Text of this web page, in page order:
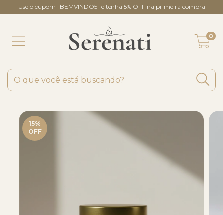
Use o cupom "BEMVINDO5" e tenha 5% OFF na primeira compra
0
15%
OFF